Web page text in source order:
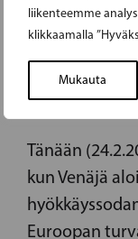
liikenteemme
klikkaamalla
Mukauta
UKRAINAN
Tänään
kun Venäjä
Euroopan